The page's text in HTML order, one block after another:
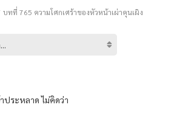
บทที่ 765 ความโศกเศร้าของหัวหน้าเผ่าคุนเผิง
ประหลาด ไม่คิดว่า